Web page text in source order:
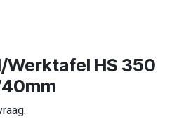
HS 350